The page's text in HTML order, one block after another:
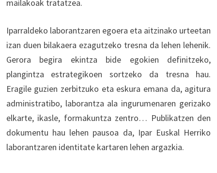
mailakoak tratatzea.
Iparraldeko laborantzaren egoera eta aitzinako urteetan
izan duen bilakaera ezagutzeko tresna da lehen lehenik.
Gerora begira ekintza bide egokien definitzeko,
plangintza estrategikoen sortzeko da tresna hau.
Eragile guzien zerbitzuko eta eskura emana da, agitura
administratibo, laborantza ala ingurumenaren gerizako
elkarte, ikasle, formakuntza zentro… Publikatzen den
dokumentu hau lehen pausoa da, Ipar Euskal Herriko
laborantzaren identitate kartaren lehen argazkia.